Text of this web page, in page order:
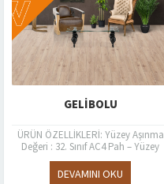
GELIBOLU
ÜRÜN ÖZELLİKLERİ: Yüzey Aşınma
Değeri : 32. Sınıf AC4 Pah – Yüzey
Özelliği : 4V Style- Timberland
Kalınlık (mm) EN...
DEVAMINI OKU